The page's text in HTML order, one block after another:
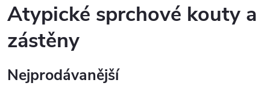
Atypické sprchové kouty a
zástěny
Nejprodávanější